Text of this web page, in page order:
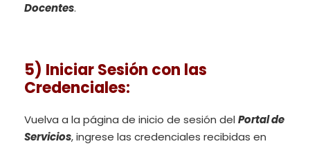
Docentes.
5) Iniciar Sesión con las
Credenciales:
Vuelva a la página de inicio de sesión del Portal de
Servicios, ingrese las credenciales recibidas en